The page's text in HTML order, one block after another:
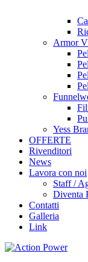
Armor
Yess
OFFERTE
Rivenditori
News
Lavora con noi
Staff /
Diventa
Contatti
Galleria
Link